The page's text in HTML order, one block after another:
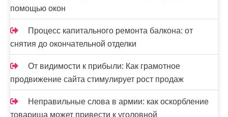
помощью окон
Процесс капитального ремонта балкона: от
снятия до окончательной отделки
От видимости к прибыли: Как грамотное
продвижение сайта стимулирует рост продаж
Неправильные слова в армии: как оскорбление
товарища может привести к уголовной